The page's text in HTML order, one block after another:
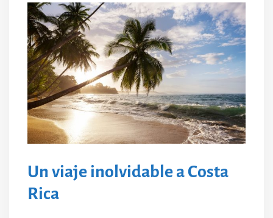
Un viaje inolvidable a Costa
Rica